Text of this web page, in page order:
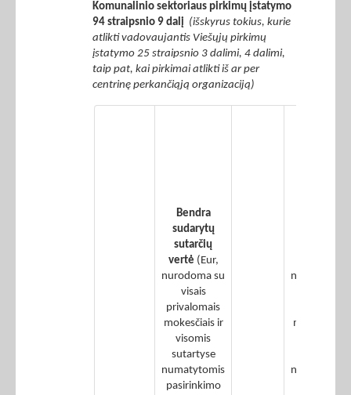
Komunalinio sektoriaus pirkimų įstatymo
94 straipsnio 9 dalį (išskyrus tokius, kurie
atlikti vadovaujantis Viešųjų pirkimų
įstatymo 25 straipsnio 3 dalimi, 4 dalimi,
taip pat, kai pirkimai atlikti iš ar per
centrinę perkančiąją organizaciją)
Bendra
sudarytų
sutarčių
vertė (Eur,
nurodoma su
visais
privalomais
mokesčiais ir
visomis
sutartyse
numatytomis
pasirinkimo
nurodoma
mokesčiais